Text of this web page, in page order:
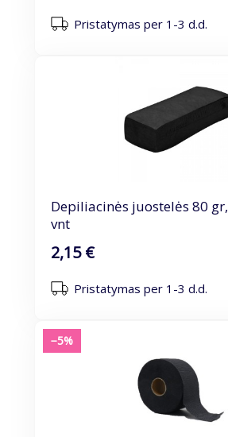
Pristatymas per 1-3 d.d.
Depiliacinės juostelės 80 gr, juodos, 100
vnt
2,15 €
Pristatymas per 1-3 d.d.
−5%